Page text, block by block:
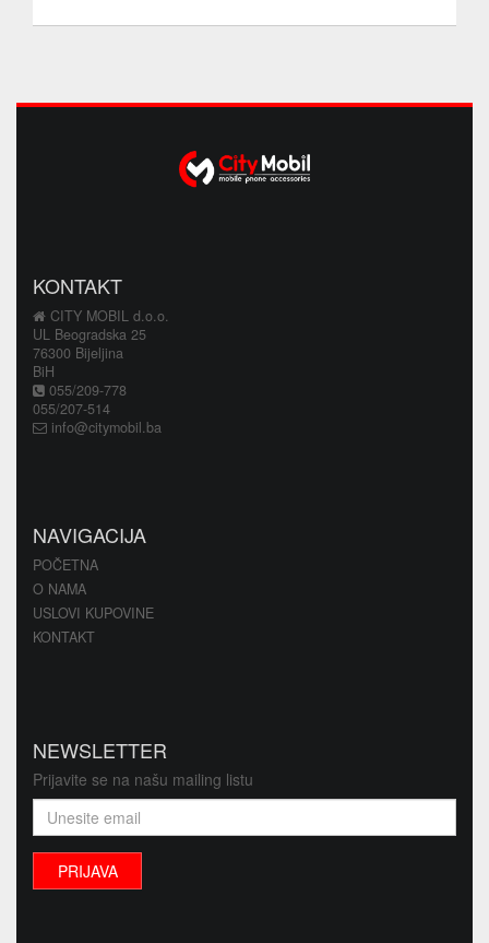
KONTAKT
CITY MOBIL d.o.o.
UL Beogradska 25
76300 Bijeljina
BiH
055/209-778
055/207-514
info@citymobil.ba
NAVIGACIJA
POČETNA
O NAMA
USLOVI KUPOVINE
KONTAKT
NEWSLETTER
Prijavite se na našu mailing listu
PRIJAVA